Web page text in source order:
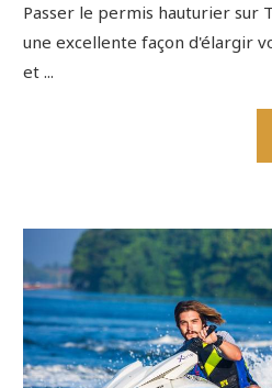
Passer le permis hauturier sur
une excellente façon d'élargir
et ...